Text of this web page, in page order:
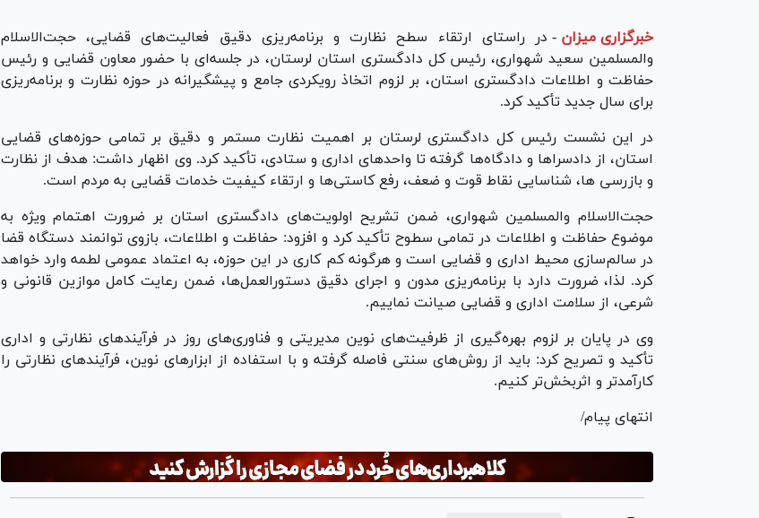
خبرگزاری میزان - در راستای ارتقاء سطح نظارت و برنامه‌ریزی دقیق فعالیت‌های قضایی، حجت‌الاسلام
والمسلمین سعید شهواری، رئیس کل دادگستری استان لرستان، در جلسه‌ای با حضور معاون قضایی و رئیس
حفاظت و اطلاعات دادگستری استان، بر لزوم اتخاذ رویکردی جامع و پیشگیرانه در حوزه نظارت و برنامه‌ریزی
برای سال جدید تأکید کرد.
در این نشست رئیس کل دادگستری لرستان بر اهمیت نظارت مستمر و دقیق بر تمامی حوزه‌های قضایی
استان، از دادسرا‌ها و دادگاه‌ها گرفته تا واحد‌های اداری و ستادی، تأکید کرد. وی اظهار داشت: هدف از نظارت
و بازرسی ها، شناسایی نقاط قوت و ضعف، رفع کاستی‌ها و ارتقاء کیفیت خدمات قضایی به مردم است.
حجت‌الاسلام والمسلمین شهواری، ضمن تشریح اولویت‌های دادگستری استان بر ضرورت اهتمام ویژه به
موضوع حفاظت و اطلاعات در تمامی سطوح تأکید کرد و افزود: حفاظت و اطلاعات، بازوی توانمند دستگاه قضا
در سالم‌سازی محیط اداری و قضایی است و هرگونه کم کاری در این حوزه، به اعتماد عمومی لطمه وارد خواهد
کرد. لذا، ضرورت دارد با برنامه‌ریزی مدون و اجرای دقیق دستورالعمل‌ها، ضمن رعایت کامل موازین قانونی و
شرعی، از سلامت اداری و قضایی صیانت نماییم.
وی در پایان بر لزوم بهره‌گیری از ظرفیت‌های نوین مدیریتی و فناوری‌های روز در فرآیند‌های نظارتی و اداری
تأکید و تصریح کرد: باید از روش‌های سنتی فاصله گرفته و با استفاده از ابزار‌های نوین، فرآیند‌های نظارتی را
کارآمدتر و اثربخش‌تر کنیم.
انتهای پیام/